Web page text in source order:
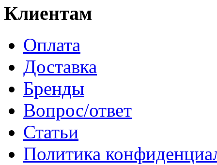
Клиентам
Оплата
Доставка
Бренды
Вопрос/ответ
Статьи
Политика